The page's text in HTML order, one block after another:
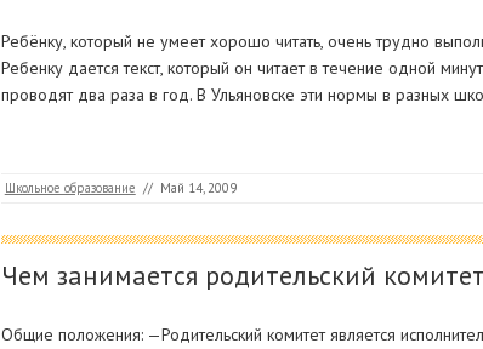
Ребёнку, который не умеет хорошо читать, очень трудно
Ребенку дается текст, который он читает в течение одной
проводят два раза в год. В Ульяновске эти нормы в разных
Школьное образование // Май 14, 2009
Чем занимается родительский
Общие положения: —Родительский комитет является